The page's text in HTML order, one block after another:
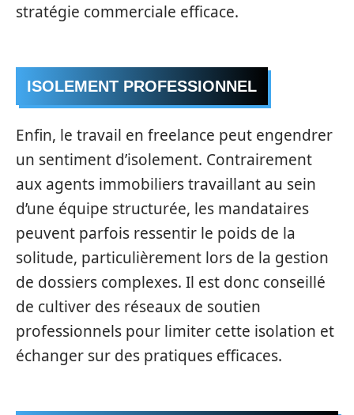
stratégie commerciale efficace.
ISOLEMENT PROFESSIONNEL
Enfin, le travail en freelance peut engendrer
un sentiment d’isolement. Contrairement
aux agents immobiliers travaillant au sein
d’une équipe structurée, les mandataires
peuvent parfois ressentir le poids de la
solitude, particulièrement lors de la gestion
de dossiers complexes. Il est donc conseillé
de cultiver des réseaux de soutien
professionnels pour limiter cette isolation et
échanger sur des pratiques efficaces.